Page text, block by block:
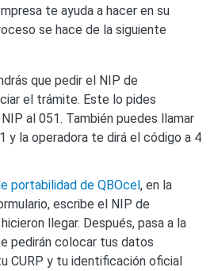
te ayuda a hacer en su
se hace de la siguiente
que pedir el NIP de
el trámite. Este lo pides
al 051. También puedes llamar
y la operadora te dirá el código a 4
portabilidad de QBOcel, en la
escribe el NIP de
llegar. Después, pasa a la
pedirán colocar tus datos
CURP y tu identificación oficial